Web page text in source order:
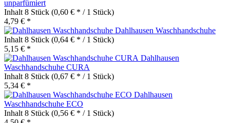
unparfümiert
Inhalt 8 Stück (0,60 € * / 1 Stück)
4,79 € *
Dahlhausen Waschhandschuhe
Inhalt 8 Stück (0,64 € * / 1 Stück)
5,15 € *
Dahlhausen
Waschhandschuhe CURA
Inhalt 8 Stück (0,67 € * / 1 Stück)
5,34 € *
Dahlhausen
Waschhandschuhe ECO
Inhalt 8 Stück (0,56 € * / 1 Stück)